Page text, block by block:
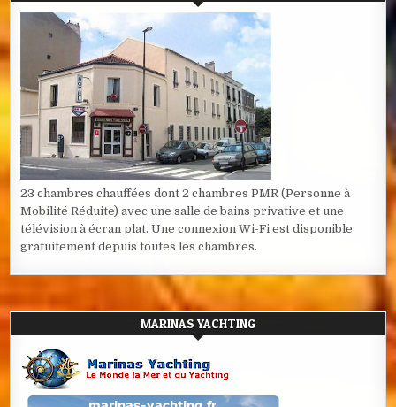
23 chambres chauffées dont 2 chambres PMR (Personne à
Mobilité Réduite) avec une salle de bains privative et une
télévision à écran plat. Une connexion Wi-Fi est disponible
gratuitement depuis toutes les chambres.
MARINAS YACHTING